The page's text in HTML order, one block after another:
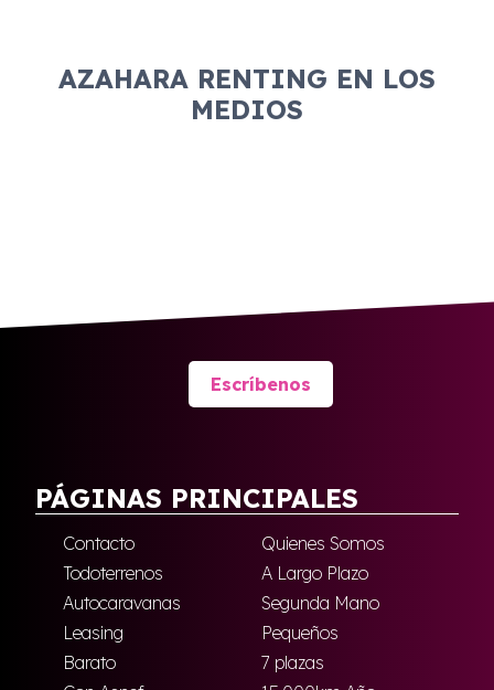
AZAHARA RENTING EN LOS
MEDIOS
Escríbenos
PÁGINAS PRINCIPALES
Contacto
Quienes Somos
Todoterrenos
A Largo Plazo
Autocaravanas
Segunda Mano
Leasing
Pequeños
Barato
7 plazas